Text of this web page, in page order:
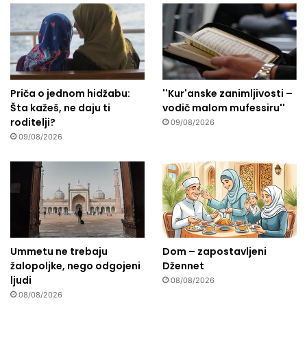
Priča o jednom hidžabu:
Šta kažeš, ne daju ti
roditelji?
09/08/2026
''Kur'anske zanimljivosti –
vodič malom mufessiru''
09/08/2026
Ummetu ne trebaju
žalopoljke, nego odgojeni
ljudi
08/08/2026
Dom – zapostavljeni
Džennet
08/08/2026